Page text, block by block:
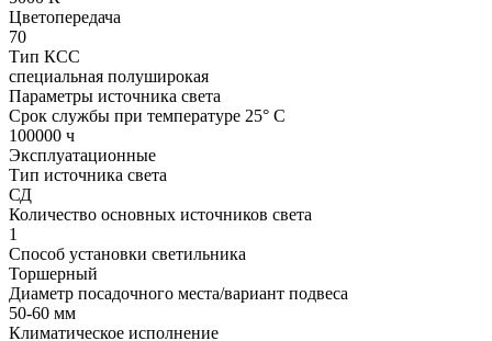
Цветопередача
70
Тип КСС
специальная полуширокая
Параметры источника света
Срок службы при температуре 25° С
100000 ч
Эксплуатационные
Тип источника света
СД
Количество основных источников света
1
Способ установки светильника
Торшерный
Диаметр посадочного места/вариант подвеса
50-60 мм
Климатическое исполнение